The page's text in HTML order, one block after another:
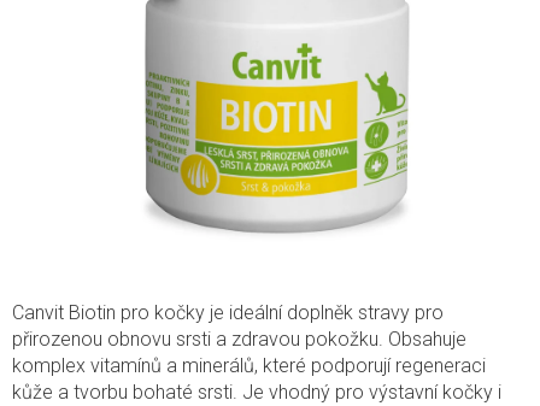
Canvit Biotin pro kočky je ideální doplněk stravy pro
přirozenou obnovu srsti a zdravou pokožku. Obsahuje
komplex vitamínů a minerálů, které podporují regeneraci
kůže a tvorbu bohaté srsti. Je vhodný pro výstavní kočky i